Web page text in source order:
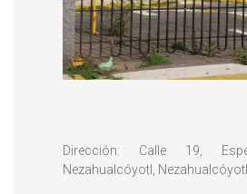
Dirección: Calle 19,
Nezahualcóyotl,